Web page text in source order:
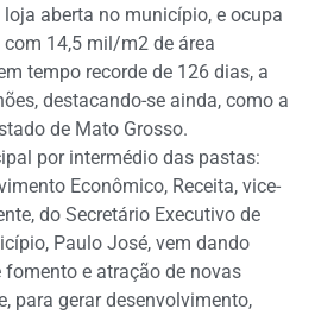
loja aberta no município, e ocupa
14,5 mil/m2 de área
tempo recorde de 126 dias, a
destacando-se ainda, como a
de Mato Grosso.
por intermédio das pastas:
Econômico, Receita, vice-
do Secretário Executivo de
Paulo José, vem dando
e atração de novas
para gerar desenvolvimento,